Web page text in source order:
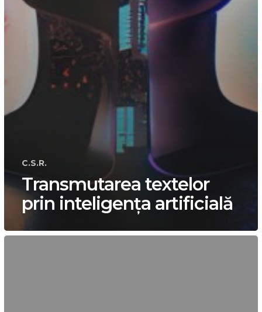
C.S.R.
Transmutarea textelor
prin inteligența artificială